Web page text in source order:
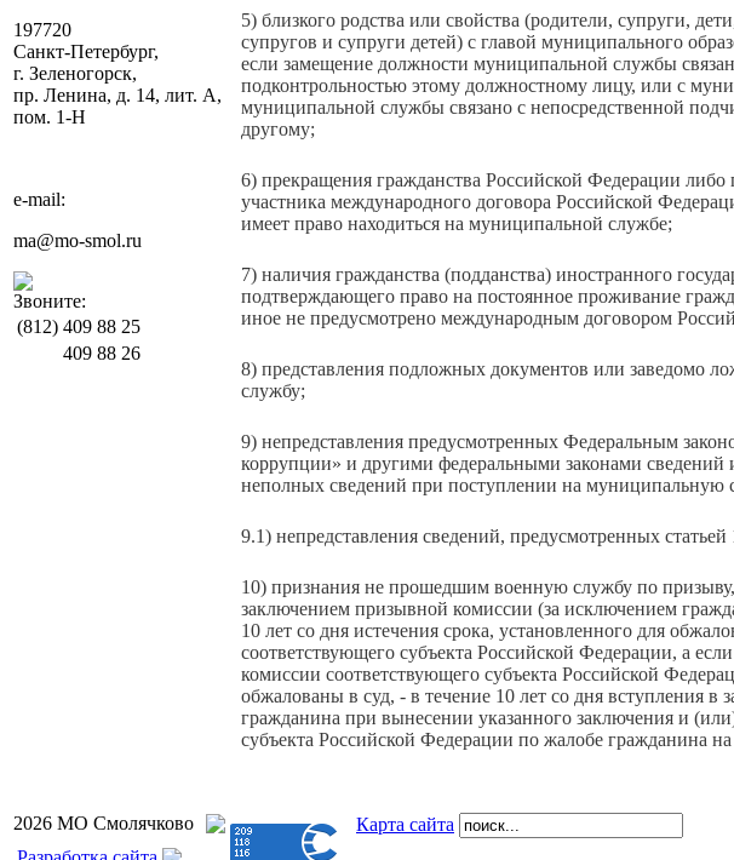
197720
Санкт-Петербург,
г. Зеленогорск,
пр. Ленина, д. 14, лит. А,
пом. 1-Н
e-mail:
ma@mo-smol.ru
Звоните:
(812) 409 88 25
409 88 26
5) близкого родства или свойства (родители, супруги,
супругов и супруги детей) с главой муниципального
если замещение должности муниципальной службы
подконтрольностью этому должностному лицу, или с
муниципальной службы связано с непосредственной
другому;
6) прекращения гражданства Российской Федерации либо
участника международного договора Российской
имеет право находиться на муниципальной службе;
7) наличия гражданства (подданства) иностранного
подтверждающего право на постоянное проживание
иное не предусмотрено международным договором
8) представления подложных документов или заведомо
службу;
9) непредставления предусмотренных Федеральным
коррупции» и другими федеральными законами сведений
неполных сведений при поступлении на муниципальную
9.1) непредставления сведений, предусмотренных
10) признания не прошедшим военную службу по
заключением призывной комиссии (за исключением
10 лет со дня истечения срока, установленного для
соответствующего субъекта Российской Федерации, а
комиссии соответствующего субъекта Российской
обжалованы в суд, - в течение 10 лет со дня вступления
гражданина при вынесении указанного заключения и
субъекта Российской Федерации по жалобе гражданина
2026 МО Смолячково
Карта сайта